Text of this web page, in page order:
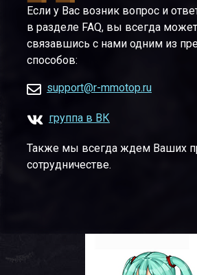
Если у Вас возник вопрос и
в разделе FAQ, вы всегда
связавшись с нами одним из
способов:
support@r-mmotop.ru
группа в ВК
Также мы всегда ждем Ваших
сотрудничестве.